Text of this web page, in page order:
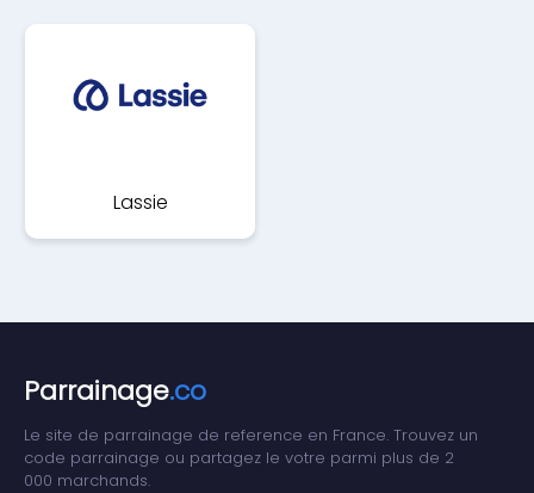
Lassie
Parrainage.co
Le site de parrainage de reference en France. Trouvez un
code parrainage ou partagez le votre parmi plus de 2
000 marchands.